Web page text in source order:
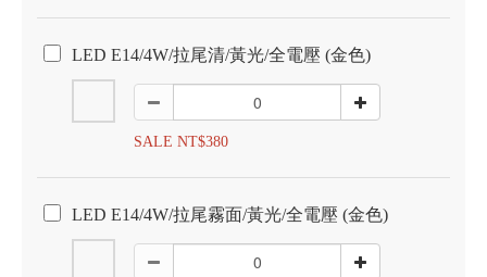
LED E14/4W/拉尾清/黃光/全電壓 (金色)
SALE NT$380
LED E14/4W/拉尾霧面/黃光/全電壓 (金色)